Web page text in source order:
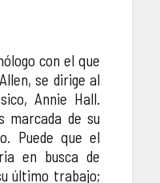
con el que
se dirige al
Annie Hall.
marcada de su
Puede que el
en busca de
último trabajo;